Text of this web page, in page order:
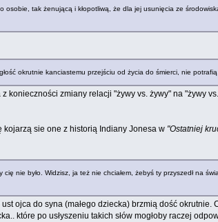
tak żenującą i kłopotliwą, że dla jej usunięcia ze
okrutnie kanciastemu przejściu od życia do śmierci, nie
zmiany relacji "żywy vs. żywy" na "żywy
kojarzą sie one z historią Indiany Jonesa w "Ostatniej
nie było. Widzisz, ja też nie chciałem, żebyś ty przyszedł na
ojca do syna (małego dziecka) brzmią dość
które po usłyszeniu takich słów mogłoby raczej